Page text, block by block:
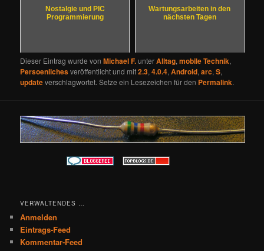
Nostalgie und PIC
Programmierung
Wartungsarbeiten in den
nächsten Tagen
Dieser Eintrag wurde vonMichael F.unterAlltag,mobile Technik,
Persoenlichesveröffentlicht und mit2.3,4.0.4,Android,arc,S,
updateverschlagwortet. Setze ein Lesezeichen für den Permalink.
VERWALTENDES …
Anmelden
Eintrags-Feed
Kommentar-Feed